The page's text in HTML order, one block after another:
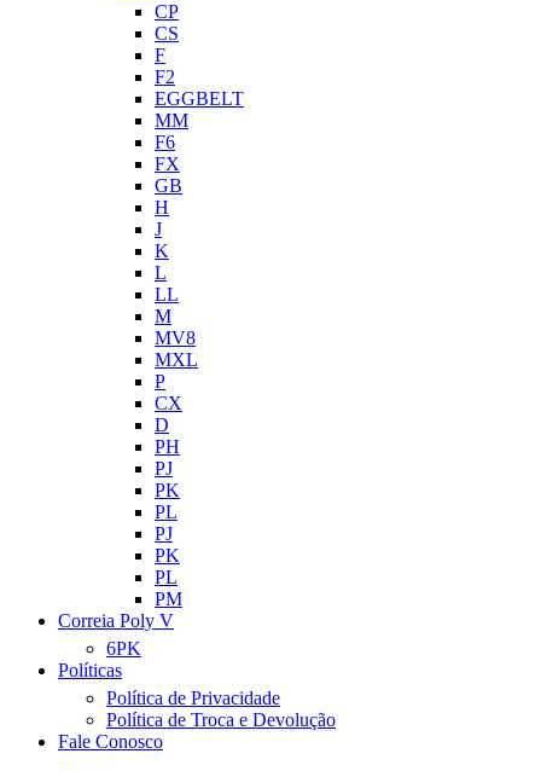
CP
CS
F
F2
EGGBELT
MM
F6
FX
GB
H
J
K
L
LL
M
MV8
MXL
P
CX
D
PH
PJ
PK
PL
PJ
PK
PL
PM
Correia Poly V
6PK
Políticas
Política de Privacidade
Política de Troca e Devolução
Fale Conosco